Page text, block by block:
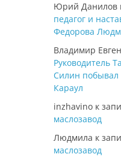
Юрий Данилов
педагог и
Федорова
Владимир
Руководитель
Силин побывал
Караул
inzhavino к
маслозавод
Людмила к
маслозавод